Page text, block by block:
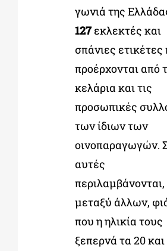
γωνιά της
127εκλεκτές και
σπάνιες ετικέτες
προέρχονται από
κελάρια και τις
προσωπικές
των ίδιων των
οινοπαραγωγών.
αυτές
περιλαμβάνονται,
μεταξύ άλλων,
που η ηλικία τους
ξεπερνά τα 20